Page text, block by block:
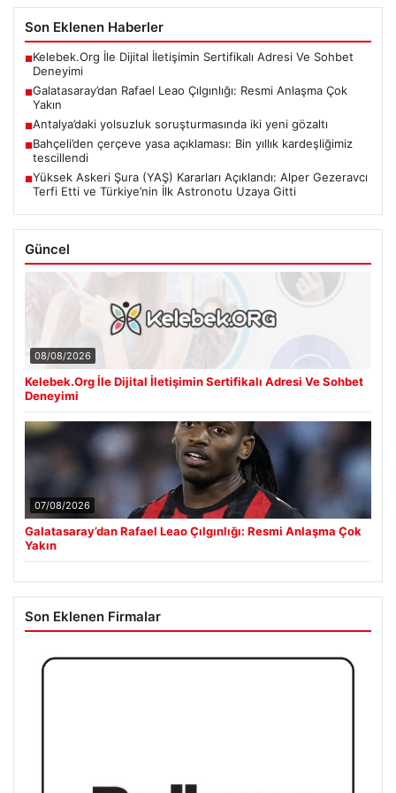
BTC 3091908 ▲ +0.94%
Son Eklenen Haberler
Kelebek.Org İle Dijital İletişimin Sertifikalı Adresi Ve Sohbet
Deneyimi
■Galatasaray’dan Rafael Leao Çılgınlığı: Resmi Anlaşma Çok
Yakın
■Antalya’daki yolsuzluk soruşturmasında iki yeni gözaltı
Bahçeli’den çerçeve yasa açıklaması: Bin yıllık kardeşliğimiz
■Yüksek Askeri Şura (YAŞ) Kararları Açıklandı: Alper Gezeravcı
Terfi Etti ve Türkiye’nin İlk Astronotu Uzaya Gitti
Kelebek.Org İle Dijital İletişimin Sertifikalı Adresi Ve Sohbet
Deneyimi
Galatasaray’dan Rafael Leao Çılgınlığı: Resmi Anlaşma Çok
Yakın
Son Eklenen Firmalar